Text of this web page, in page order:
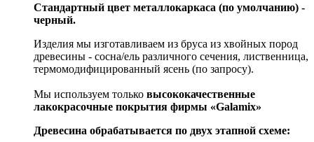
Стандартный цвет металлокаркаса (по умолчанию) -
черный.
Изделия мы изготавливаем из бруса из хвойных пород
древесины - сосна/ель различного сечения, лиственница,
термомодифицированный ясень (по запросу).
Мы используем только высококачественные
лакокрасочные покрытия фирмы «Galamix»
Древесина обрабатывается по двух этапной схеме: